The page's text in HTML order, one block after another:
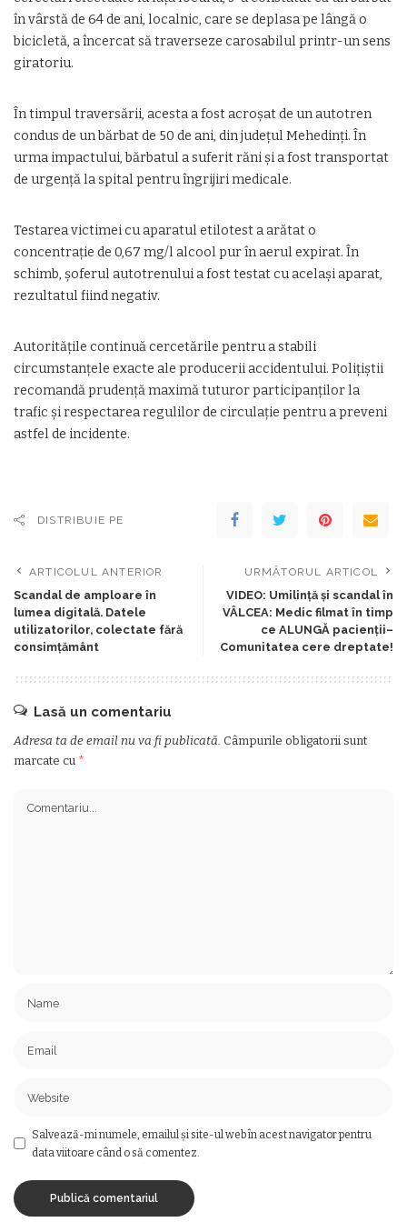
în vârstă de 64 de ani, localnic, care se deplasa pe lângă o
bicicletă, a încercat să traverseze carosabilul printr-un sens
giratoriu.
În timpul traversării, acesta a fost acroșat de un autotren
condus de un bărbat de 50 de ani, din județul Mehedinți. În
urma impactului, bărbatul a suferit răni și a fost transportat
de urgență la spital pentru îngrijiri medicale.
Testarea victimei cu aparatul etilotest a arătat o
concentrație de 0,67 mg/l alcool pur în aerul expirat. În
schimb, șoferul autotrenului a fost testat cu același aparat,
rezultatul fiind negativ.
Autoritățile continuă cercetările pentru a stabili
circumstanțele exacte ale producerii accidentului. Polițiștii
recomandă prudență maximă tuturor participanților la
trafic și respectarea regulilor de circulație pentru a preveni
astfel de incidente.
DISTRIBUIE PE
ARTICOLUL ANTERIOR
Scandal de amploare în
lumea digitală. Datele
utilizatorilor, colectate fără
consimțământ
URMĂTORUL ARTICOL
VIDEO: Umilință și scandal în
VÂLCEA: Medic filmat în timp
ce ALUNGĂ pacienții–
Comunitatea cere dreptate!
Lasă un comentariu
Adresa ta de email nu va fi publicată. Câmpurile obligatorii sunt
marcate cu *
Salvează-mi numele, emailul și site-ul web în acest navigator pentru
data viitoare când o să comentez.